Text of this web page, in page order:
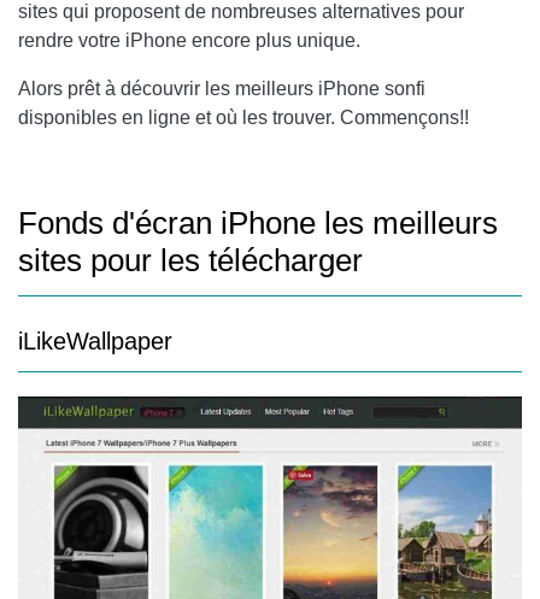
sites qui proposent de nombreuses alternatives pour
rendre votre iPhone encore plus unique.
Alors prêt à découvrir les meilleurs iPhone sonfi
disponibles en ligne et où les trouver. Commençons!!
Fonds d'écran iPhone les meilleurs
sites pour les télécharger
iLikeWallpaper